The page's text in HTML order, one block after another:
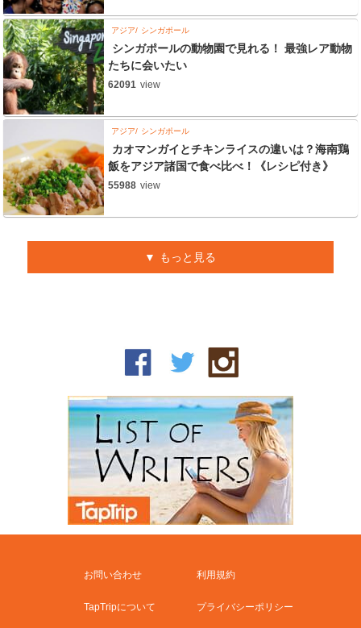
アジア シンガポール
シンガポールの動物園で見れる！ 最強レア動物
たちに会いたい
62091 view
アジア シンガポール
カオマンガイとチキンライスの違いは？海南鶏
飯をアジア諸国で食べ比べ！《レシピ付き》
55988 view
もっと見る
お問い合わせ 利用規約
TapTripについて プライバシーポリシー